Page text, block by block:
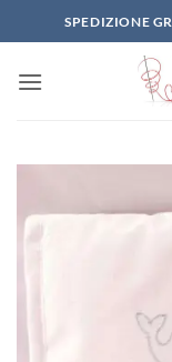
ai
SPEDIZIONE